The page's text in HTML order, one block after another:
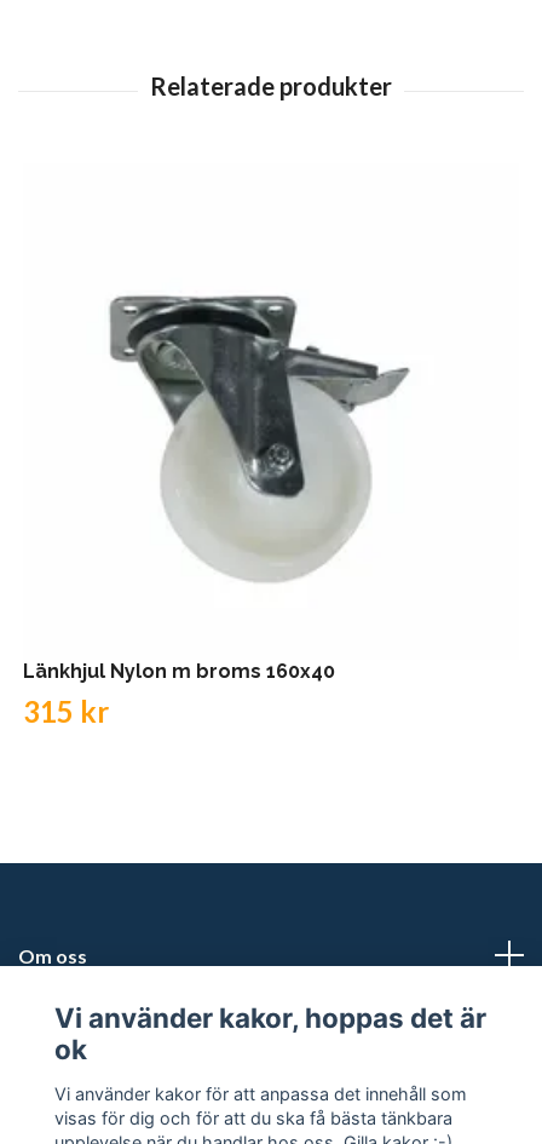
Länkhjul Nylon m broms 160x40
315 kr
Om oss
Kundtjänst
Snabblänkar
Vi använder kakor, hoppas det är
ok
Vi använder kakor för att anpassa det innehåll som
visas för dig och för att du ska få bästa tänkbara